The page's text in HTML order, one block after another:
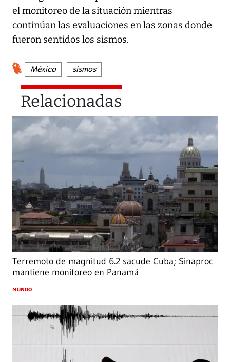
el monitoreo de la situación mientras
continúan las evaluaciones en las zonas donde
fueron sentidos los sismos.
México sismos
Relacionadas
Terremoto de magnitud 6.2 sacude Cuba; Sinaproc
mantiene monitoreo en Panamá
MUNDO